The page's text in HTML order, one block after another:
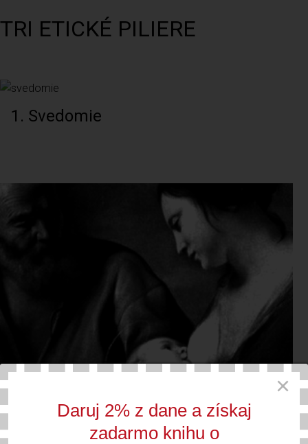
TRI ETICKÉ PILIERE
1. Svedomie
×
Daruj 2% z dane a získaj
zadarmo knihu o